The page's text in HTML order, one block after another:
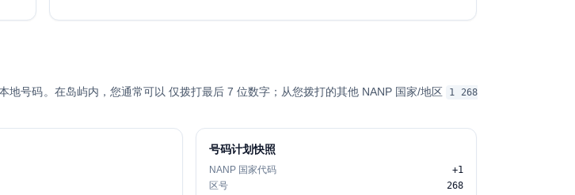
地号码。在岛屿内，您通常可以 仅拨打最后 7 位数字；从您拨打的其他 NANP 国家/地区
1 268
号码计划快照
NANP 国家代码
+1
区号
268